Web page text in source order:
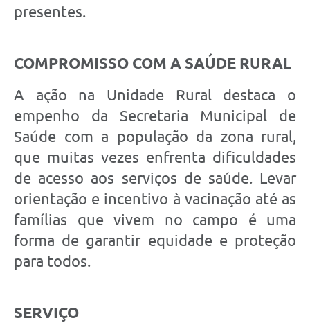
presentes.
COMPROMISSO COM A SAÚDE RURAL
A ação na Unidade Rural destaca o
empenho da Secretaria Municipal de
Saúde com a população da zona rural,
que muitas vezes enfrenta dificuldades
de acesso aos serviços de saúde. Levar
orientação e incentivo à vacinação até as
famílias que vivem no campo é uma
forma de garantir equidade e proteção
para todos.
SERVIÇO